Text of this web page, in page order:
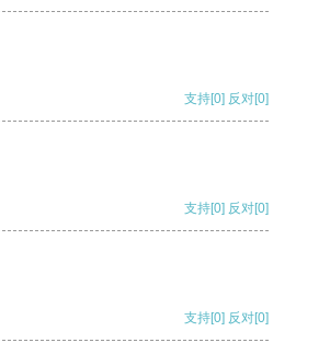
支持[0] 反对[0]
支持[0] 反对[0]
支持[0] 反对[0]